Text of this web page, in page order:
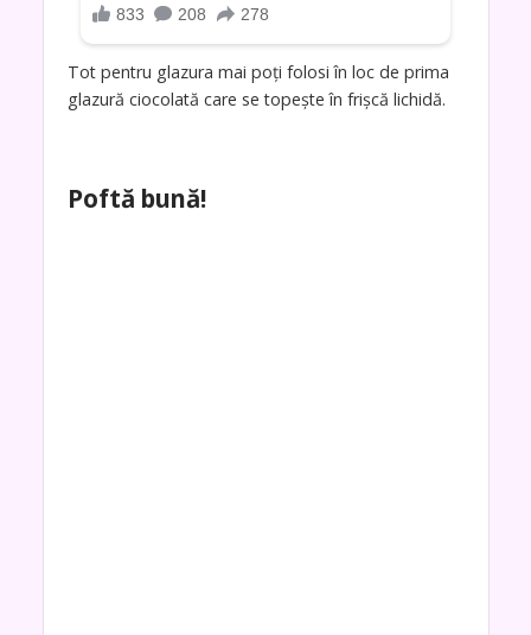
Tot pentru glazura mai poți folosi în loc de prima
glazură ciocolată care se topește în frișcă lichidă.
Poftă bună!